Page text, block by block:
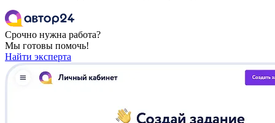
Срочно нужна работа?
Мы готовы помочь!
Найти эксперта